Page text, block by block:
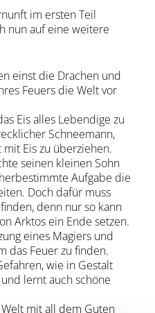
im ersten Teil
nun auf eine weitere
einst die Drachen und
Feuers die Welt vor
Eis alles Lebendige zu
Schneemann,
Eis zu überziehen.
seinen kleinen Sohn
Aufgabe die
Doch dafür muss
denn nur so kann
Arktos ein Ende setzen.
eines Magiers und
das Feuer zu finden.
wie in Gestalt
lernt auch schöne
mit all dem Guten